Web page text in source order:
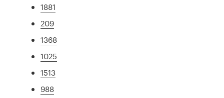
1881
209
1368
1025
1513
988